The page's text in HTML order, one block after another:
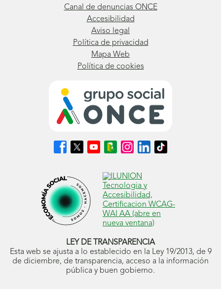
Canal de denuncias ONCE
Accesibilidad
Aviso legal
Política de privacidad
Mapa Web
Política de cookies
Síguenos
en
abrirá
en
ventana
nueva)
Síguenos
en
abrirá
en
ventana
nueva)
Síguenos
en
abrirá
en
ventana
nueva)
Síguenos
en
Blog
ONCE
(se
abrirá
en
ventana
nueva)
Síguenos
en
(se
abrirá
en
ventana
nueva)
Síguenos
en
(se
abrirá
en
ventana
nueva)
Síguenos
en
ventana
nueva)
LEY DE TRANSPARENCIA
Esta web se ajusta a lo establecido en la Ley 19/2013, de 9
de diciembre, de transparencia, acceso a la información
pública y buen gobierno.